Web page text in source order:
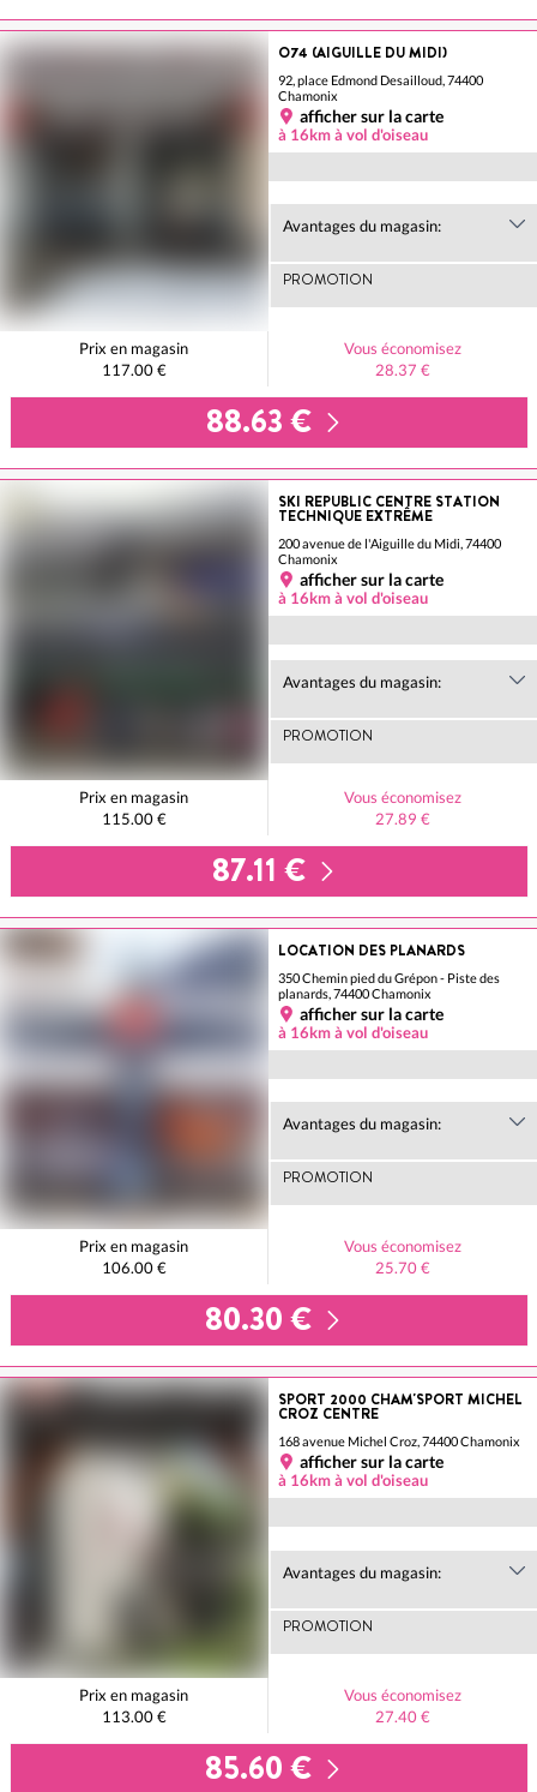
O74 (AIGUILLE DU MIDI)
92, place Edmond Desailloud, 74400
Chamonix
afficher sur la carte
à 16km à vol d'oiseau
Avantages du magasin:
PROMOTION
Prix en magasin
117.00 €
Vous économisez
28.37 €
88.63 €
SKI REPUBLIC CENTRE STATION
TECHNIQUE EXTRÊME
200 avenue de l'Aiguille du Midi, 74400
Chamonix
afficher sur la carte
à 16km à vol d'oiseau
Avantages du magasin:
PROMOTION
Prix en magasin
115.00 €
Vous économisez
27.89 €
87.11 €
LOCATION DES PLANARDS
350 Chemin pied du Grépon - Piste des
planards, 74400 Chamonix
afficher sur la carte
à 16km à vol d'oiseau
Avantages du magasin:
PROMOTION
Prix en magasin
106.00 €
Vous économisez
25.70 €
80.30 €
SPORT 2000 CHAM'SPORT MICHEL
CROZ CENTRE
168 avenue Michel Croz, 74400 Chamonix
afficher sur la carte
à 16km à vol d'oiseau
Avantages du magasin:
PROMOTION
Prix en magasin
113.00 €
Vous économisez
27.40 €
85.60 €